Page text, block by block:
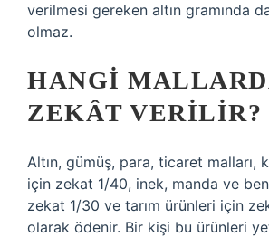
verilmesi gereken altın gramında
olmaz.
HANGI
ZEKÂT VERILIR?
Altın, gümüş, para, ticaret malları,
için zekat 1/40, inek, manda ve
zekat 1/30 ve tarım ürünleri için
olarak ödenir. Bir kişi bu ürünleri